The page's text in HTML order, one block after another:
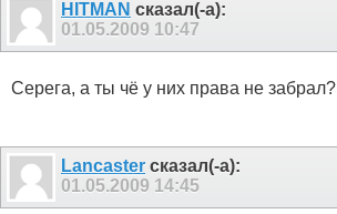
HITMAN сказал(-а):
01.05.2009 10:47
Серега, а ты чё у них права не забрал?
Lancaster сказал(-а):
01.05.2009 14:45